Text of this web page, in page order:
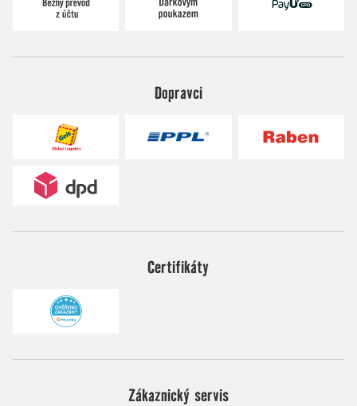
Dopravci
Certifikáty
Zákaznický servis